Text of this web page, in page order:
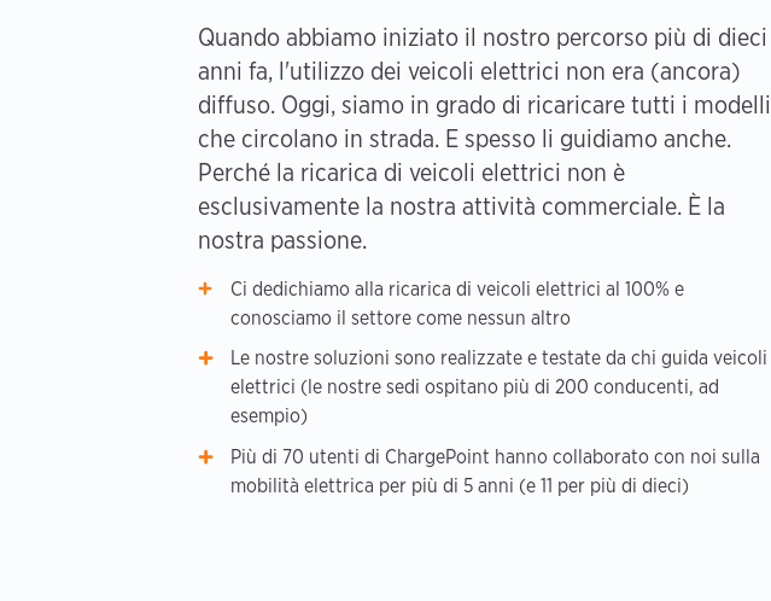
Quando abbiamo iniziato il nostro percorso più di dieci
anni fa, l'utilizzo dei veicoli elettrici non era (ancora)
diffuso. Oggi, siamo in grado di ricaricare tutti i modelli
che circolano in strada. E spesso li guidiamo anche.
Perché la ricarica di veicoli elettrici non è
esclusivamente la nostra attività commerciale. È la
nostra passione.
Ci dedichiamo alla ricarica di veicoli elettrici al 100% e
conosciamo il settore come nessun altro
Le nostre soluzioni sono realizzate e testate da chi guida veicoli
elettrici (le nostre sedi ospitano più di 200 conducenti, ad
esempio)
Più di 70 utenti di ChargePoint hanno collaborato con noi sulla
mobilità elettrica per più di 5 anni (e 11 per più di dieci)